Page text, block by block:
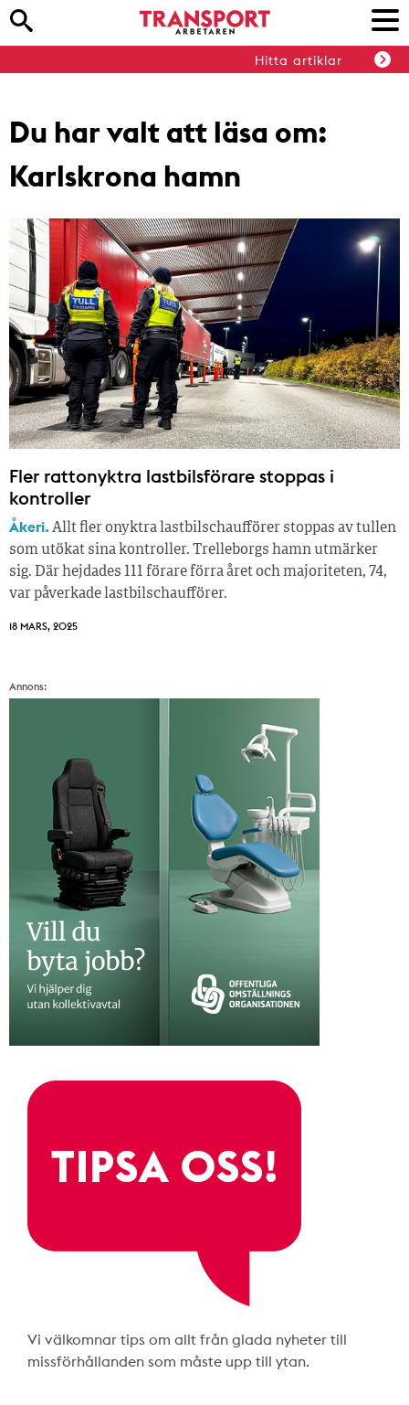
Hitta artiklar
Du har valt att läsa om:
Karlskrona hamn
Fler rattonyktra lastbilsförare stoppas i
kontroller
Åkeri.Allt fler onyktra lastbilschaufförer stoppas av tullen
som utökat sina kontroller. Trelleborgs hamn utmärker
sig. Där hejdades 111 förare förra året och majoriteten, 74,
var påverkade lastbilschaufförer.
18 MARS, 2025
Annons:
Vi välkomnar tips om allt från glada nyheter till
missförhållanden som måste upp till ytan.